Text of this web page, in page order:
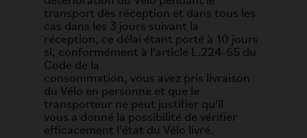
transport dès réception et dans tous les
cas dans les 3 jours suivant la
réception, ce délai étant porté à 10 jours
si, conformément à l'article L.224-65 du
Code de la
consommation, vous avez pris livraison
du Vélo en personne et que le
transporteur ne peut justifier qu'il
vous a donné la possibilité de vérifier
efficacement l'état du Vélo livré.